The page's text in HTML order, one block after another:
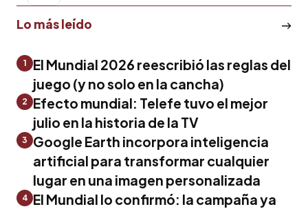
Lo más leído
1
El Mundial 2026 reescribió las reglas del
juego (y no solo en la cancha)
2
Efecto mundial: Telefe tuvo el mejor
julio en la historia de la TV
3
Google Earth incorpora inteligencia
artificial para transformar cualquier
lugar en una imagen personalizada
4 El Mundial lo confirmó: la campaña ya